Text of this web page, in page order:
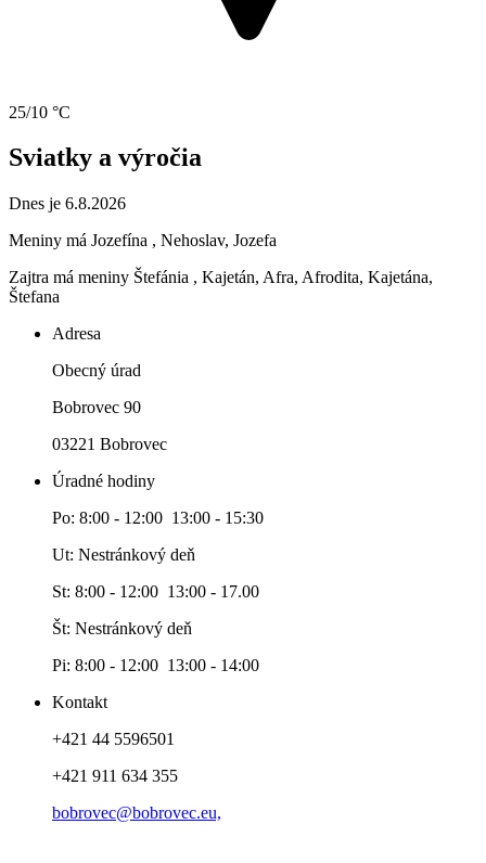
25/10 °C
Sviatky a výročia
Dnes je 6.8.2026
Meniny má Jozefína , Nehoslav, Jozefa
Zajtra má meniny Štefánia , Kajetán, Afra, Afrodita, Kajetána,
Štefana
Adresa
Obecný úrad
Bobrovec 90
03221 Bobrovec
Úradné hodiny
Po: 8:00 - 12:00 13:00 - 15:30
Ut: Nestránkový deň
St: 8:00 - 12:00 13:00 - 17.00
Št: Nestránkový deň
Pi: 8:00 - 12:00 13:00 - 14:00
Kontakt
+421 44 5596501
+421 911 634 355
bobrovec@bobrovec.eu,